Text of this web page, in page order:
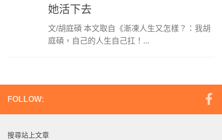
她活下去
文/胡庭碩 本文取自《漸凍人生又怎樣？：我胡
庭碩，自己的人生自己扛！...
FOLLOW:
搜尋站上文章